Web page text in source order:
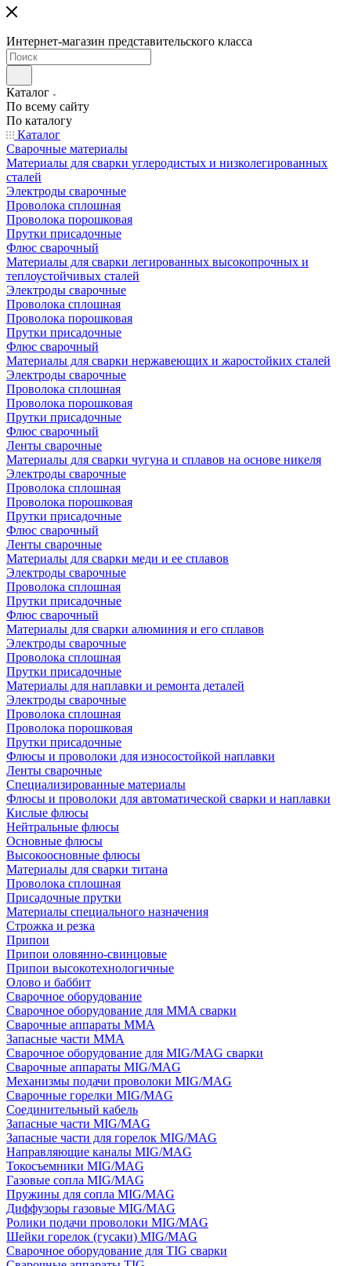
Интернет-магазин представительского класса
Каталог
По всему сайту
По каталогу
Каталог
Сварочные материалы
Материалы для сварки углеродистых и низколегированных
сталей
Электроды сварочные
Проволока сплошная
Проволока порошковая
Прутки присадочные
Флюс сварочный
Материалы для сварки легированных высокопрочных и
теплоустойчивых сталей
Электроды сварочные
Проволока сплошная
Проволока порошковая
Прутки присадочные
Флюс сварочный
Материалы для сварки нержавеющих и жаростойких сталей
Электроды сварочные
Проволока сплошная
Проволока порошковая
Прутки присадочные
Флюс сварочный
Ленты сварочные
Материалы для сварки чугуна и сплавов на основе никеля
Электроды сварочные
Проволока сплошная
Проволока порошковая
Прутки присадочные
Флюс сварочный
Ленты сварочные
Материалы для сварки меди и ее сплавов
Электроды сварочные
Проволока сплошная
Прутки присадочные
Флюс сварочный
Материалы для сварки алюминия и его сплавов
Электроды сварочные
Проволока сплошная
Прутки присадочные
Материалы для наплавки и ремонта деталей
Электроды сварочные
Проволока сплошная
Проволока порошковая
Прутки присадочные
Флюсы и проволоки для износостойкой наплавки
Ленты сварочные
Специализированные материалы
Флюсы и проволоки для автоматической сварки и наплавки
Кислые флюсы
Нейтральные флюсы
Основные флюсы
Высокоосновные флюсы
Материалы для сварки титана
Проволока сплошная
Присадочные прутки
Материалы специального назначения
Строжка и резка
Припои
Припои оловянно-свинцовые
Припои высокотехнологичные
Олово и баббит
Сварочное оборудование
Сварочное оборудование для MMA сварки
Сварочные аппараты MMA
Запасные части MMA
Сварочное оборудование для MIG/MAG сварки
Сварочные аппараты MIG/MAG
Механизмы подачи проволоки MIG/MAG
Сварочные горелки MIG/MAG
Соединительный кабель
Запасные части MIG/MAG
Запасные части для горелок MIG/MAG
Направляющие каналы MIG/MAG
Токосъемники MIG/MAG
Газовые сопла MIG/MAG
Пружины для сопла MIG/MAG
Диффузоры газовые MIG/MAG
Ролики подачи проволоки MIG/MAG
Шейки горелок (гусаки) MIG/MAG
Сварочное оборудование для TIG сварки